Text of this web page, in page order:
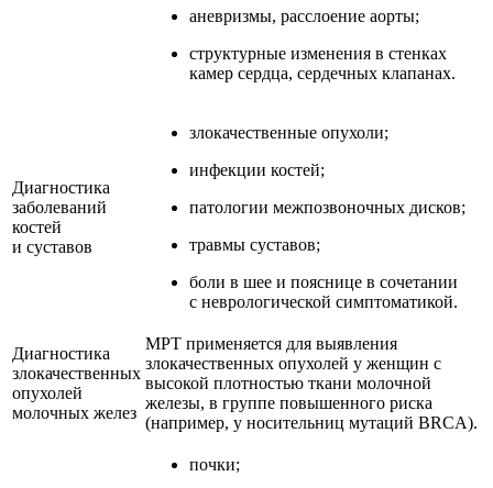
аневризмы, расслоение аорты;
структурные изменения в стенках
камер сердца, сердечных клапанах.
Диагностика
заболеваний
костей
и суставов
злокачественные опухоли;
инфекции костей;
патологии межпозвоночных дисков;
травмы суставов;
боли в шее и пояснице в сочетании
с неврологической симптоматикой.
Диагностика
злокачественных
опухолей
молочных желез
МРТ применяется для выявления
злокачественных опухолей у женщин с
высокой плотностью ткани молочной
железы, в группе повышенного риска
(например, у носительниц мутаций BRCA).
почки;